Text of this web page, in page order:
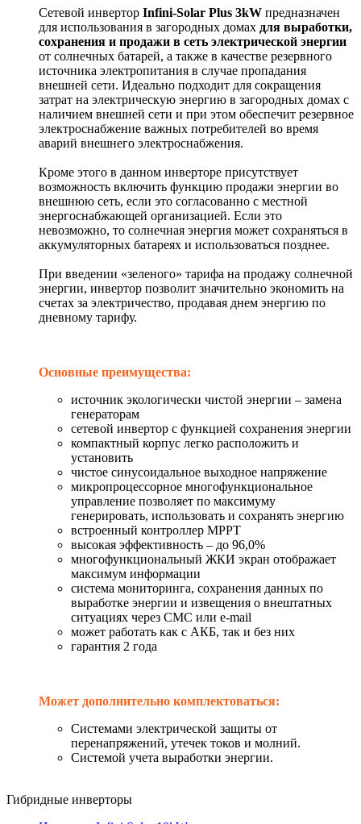
Сетевой инвертор Infini-Solar Plus 3kW предназначен
для использования в загородных домах для выработки,
сохранения и продажи в сеть электрической энергии
от солнечных батарей, а также в качестве резервного
источника электропитания в случае пропадания
внешней сети. Идеально подходит для сокращения
затрат на электрическую энергию в загородных домах с
наличием внешней сети и при этом обеспечит резервное
электроснабжение важных потребителей во время
аварий внешнего электроснабжения.
Кроме этого в данном инверторе присутствует
возможность включить функцию продажи энергии во
внешнюю сеть, если это согласованно с местной
энергоснабжающей организацией. Если это
невозможно, то солнечная энергия может сохраняться в
аккумуляторных батареях и использоваться позднее.
При введении «зеленого» тарифа на продажу солнечной
энергии, инвертор позволит значительно экономить на
счетах за электричество, продавая днем энергию по
дневному тарифу.
Основные преимущества:
источник экологически чистой энергии – замена
генераторам
сетевой инвертор с функцией сохранения энергии
компактный корпус легко расположить и
установить
чистое синусоидальное выходное напряжение
микропроцессорное многофункциональное
управление позволяет по максимуму
генерировать, использовать и сохранять энергию
встроенный контроллер МРРТ
высокая эффективность – до 96,0%
многофункциональный ЖКИ экран отображает
максимум информации
система мониторинга, сохранения данных по
выработке энергии и извещения о внештатных
ситуациях через СМС или e-mail
может работать как с АКБ, так и без них
гарантия 2 года
Может дополнительно комплектоваться:
Системами электрической защиты от
перенапряжений, утечек токов и молний.
Системой учета выработки энергии.
Гибридные инверторы